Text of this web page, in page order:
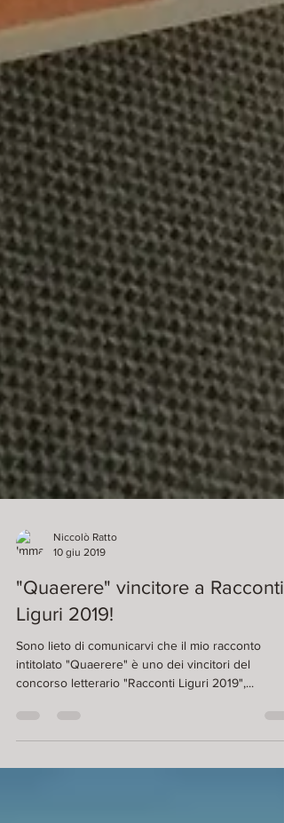
Niccolò Ratto
"Quaerere" vincitore a Racconti
Liguri 2019!
Sono lieto di comunicarvi che il mio racconto
intitolato "Quaerere" è uno dei vincitori del